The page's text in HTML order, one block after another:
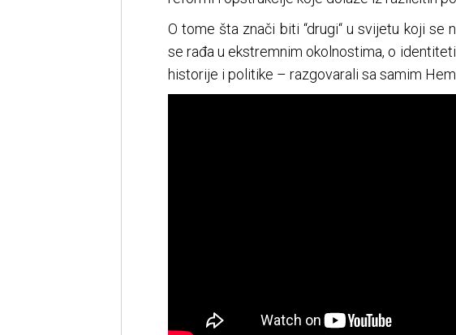
O tome šta znači biti “drugi“ u svijetu koji se
se rađa u ekstremnim okolnostima, o
historije i politike – razgovarali sa samim